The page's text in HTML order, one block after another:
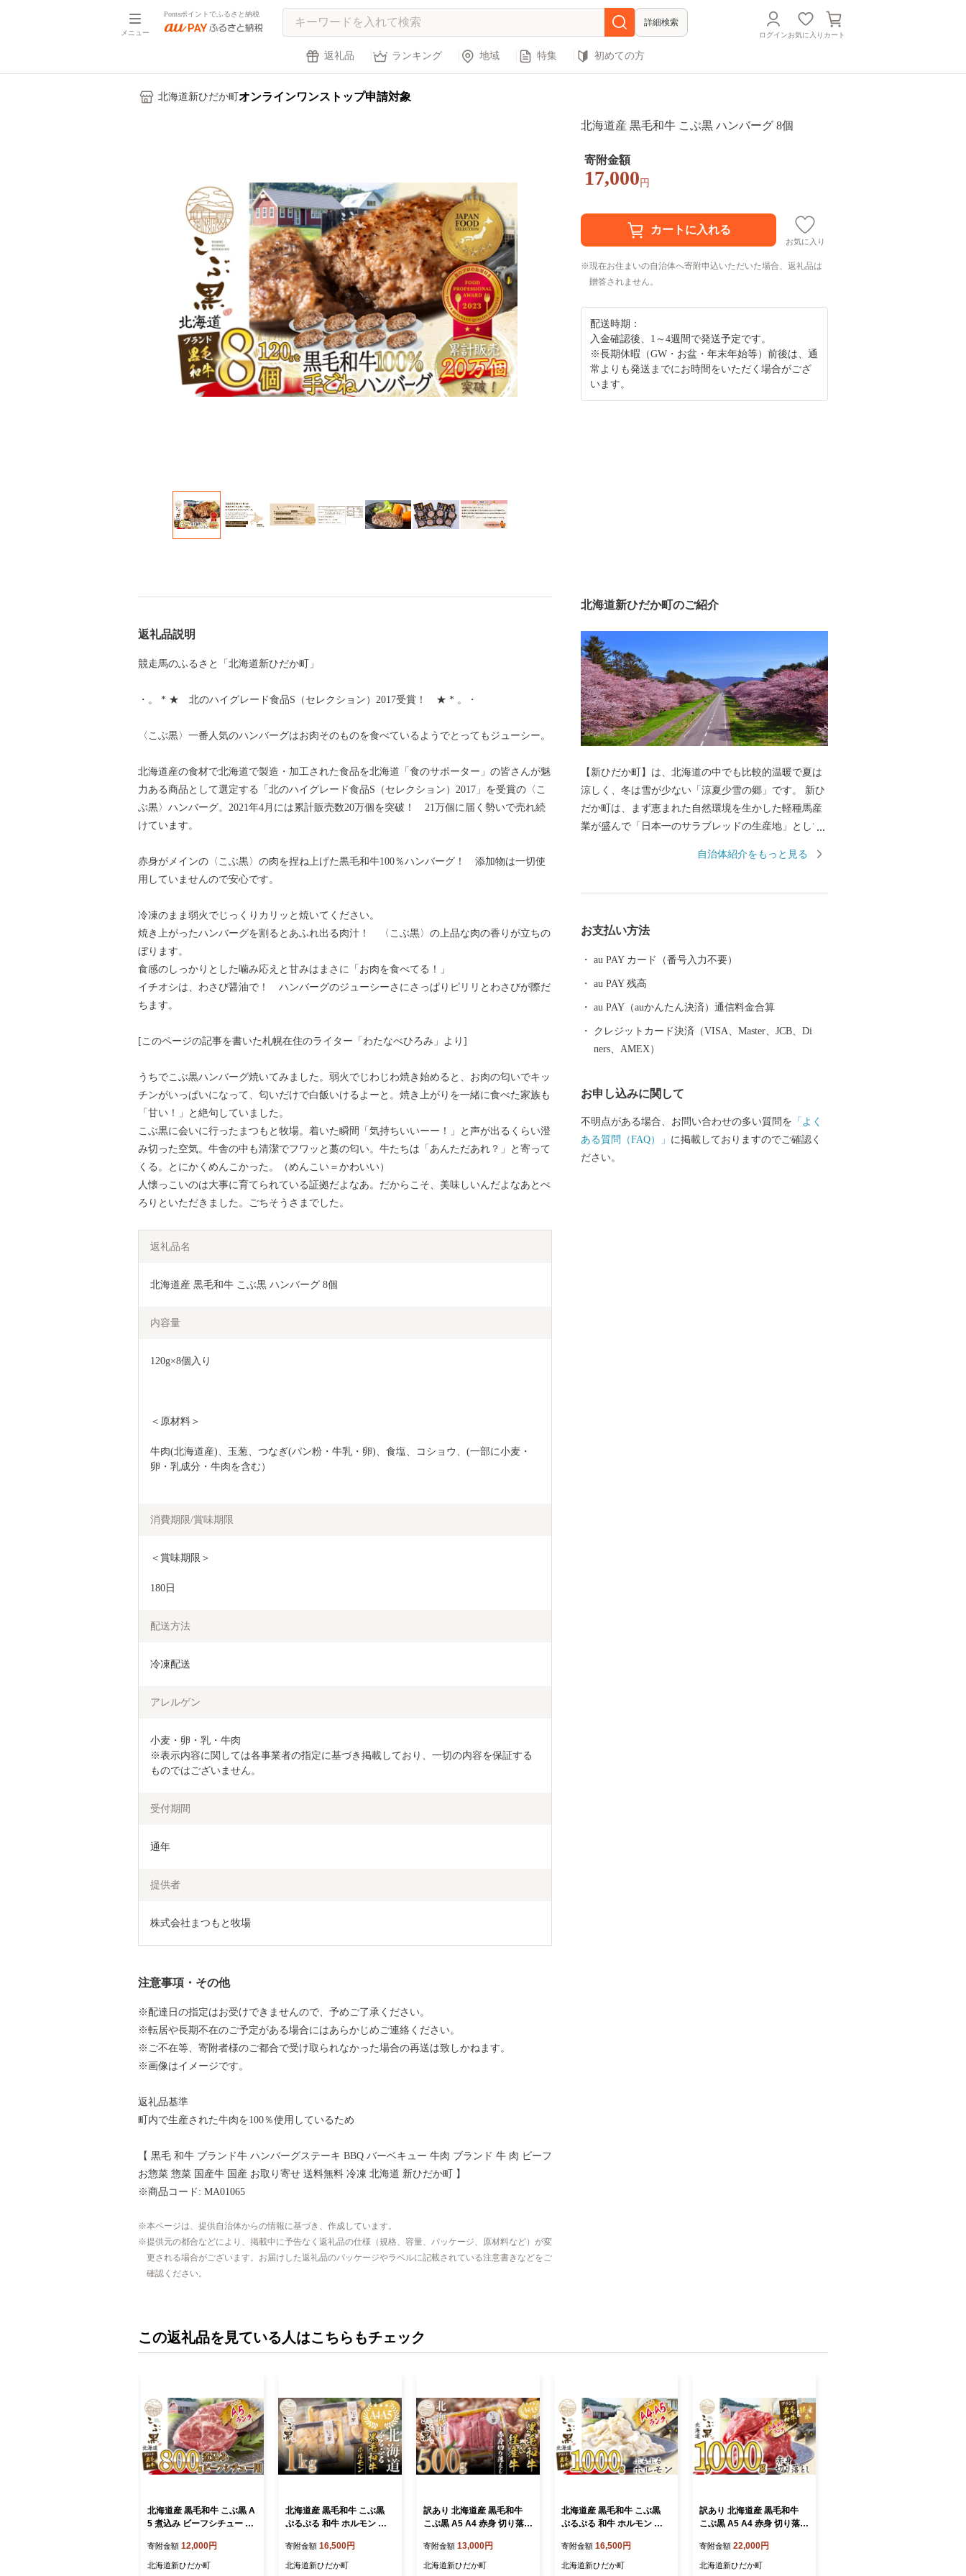
メニュー
Pontaポイントでふるさと納税
詳細検索
ログインお気に入り カート
返礼品 ランキング 地域 特集 初めての方
北海道新ひだか町 オンラインワンストップ申請対象
北海道産 黒毛和牛 こぶ黒 ハンバーグ 8個
寄附金額
17,000 円
お気に入り
現在お住まいの自治体へ寄附申込いただいた場合、返礼品は
贈答されません。
配送時期：
入金確認後、1～4週間で発送予定です。
※長期休暇（GW・お盆・年末年始等）前後は、通
常よりも発送までにお時間をいただく場合がござ
います。
返礼品説明
競走馬のふるさと「北海道新ひだか町」
・。 * ★ 北のハイグレード食品S（セレクション）2017受賞！ ★ * 。・
〈こぶ黒〉一番人気のハンバーグはお肉そのものを食べているようでとってもジューシー。
北海道産の食材で北海道で製造・加工された食品を北海道「食のサポーター」の皆さんが魅
力ある商品として選定する「北のハイグレード食品S（セレクション）2017」を受賞の〈こ
ぶ黒〉ハンバーグ。2021年4月には累計販売数20万個を突破！ 21万個に届く勢いで売れ続
けています。
赤身がメインの〈こぶ黒〉の肉を捏ね上げた黒毛和牛100％ハンバーグ！ 添加物は一切使
用していませんので安心です。
冷凍のまま弱火でじっくりカリッと焼いてください。
焼き上がったハンバーグを割るとあふれ出る肉汁！ 〈こぶ黒〉の上品な肉の香りが立ちの
ぼります。
食感のしっかりとした噛み応えと甘みはまさに「お肉を食べてる！」
イチオシは、わさび醤油で！ ハンバーグのジューシーさにさっぱりピリリとわさびが際だ
ちます。
[このページの記事を書いた札幌在住のライター「わたなべひろみ」より]
うちでこぶ黒ハンバーグ焼いてみました。弱火でじわじわ焼き始めると、お肉の匂いでキッ
チンがいっぱいになって、匂いだけで白飯いけるよーと。焼き上がりを一緒に食べた家族も
「甘い！」と絶句していました。
こぶ黒に会いに行ったまつもと牧場。着いた瞬間「気持ちいいーー！」と声が出るくらい澄
み切った空気。牛舎の中も清潔でフワッと藁の匂い。牛たちは「あんただあれ？」と寄って
くる。とにかくめんこかった。（めんこい＝かわいい）
人懐っこいのは大事に育てられている証拠だよなあ。だからこそ、美味しいんだよなあとぺ
ろりといただきました。ごちそうさまでした。
返礼品名
北海道産 黒毛和牛 こぶ黒 ハンバーグ 8個
内容量
120g×8個入り
＜原材料＞
牛肉(北海道産)、玉葱、つなぎ(パン粉・牛乳・卵)、食塩、コショウ、(一部に小麦・
卵・乳成分・牛肉を含む）
消費期限/賞味期限
＜賞味期限＞
180日
配送方法
冷凍配送
アレルゲン
小麦・卵・乳・牛肉
※表示内容に関しては各事業者の指定に基づき掲載しており、一切の内容を保証する
ものではございません。
受付期間
通年
提供者
株式会社まつもと牧場
注意事項・その他
※配達日の指定はお受けできませんので、予めご了承ください。
※転居や長期不在のご予定がある場合にはあらかじめご連絡ください。
※ご不在等、寄附者様のご都合で受け取られなかった場合の再送は致しかねます。
※画像はイメージです。
返礼品基準
町内で生産された牛肉を100％使用しているため
【 黒毛 和牛 ブランド牛 ハンバーグステーキ BBQ バーベキュー 牛肉 ブランド 牛 肉 ビーフ
お惣菜 惣菜 国産牛 国産 お取り寄せ 送料無料 冷凍 北海道 新ひだか町 】
※商品コード: MA01065
本ページは、提供自治体からの情報に基づき、作成しています。
提供元の都合などにより、掲載中に予告なく返礼品の仕様（規格、容量、パッケージ、原材料など）が変
更される場合がございます。お届けした返礼品のパッケージやラベルに記載されている注意書きなどをご
確認ください。
北海道新ひだか町のご紹介
【新ひだか町】は、北海道の中でも比較的温暖で夏は
涼しく、冬は雪が少ない「涼夏少雪の郷」です。 新ひ
だか町は、まず恵まれた自然環境を生かした軽種馬産
業が盛んで「日本一のサラブレッドの生産地」として
イなどの歴史的名馬を輩出しており「競走馬のふるさ
る町です。 また、古くから昆布の漁場としても栄え、
日高昆布をはじめ、春ウニや鮭などの海産物や和牛・
自治体紹介をもっと見る
お支払い方法
au PAY カード（番号入力不要）
au PAY 残高
au PAY（auかんたん決済）通信料金合算
クレジットカード決済（VISA、Master、JCB、Di
ners、AMEX）
お申し込みに関して
不明点がある場合、お問い合わせの多い質問を 「よく
ある質問（FAQ）」 に掲載しておりますのでご確認く
ださい。
この返礼品を見ている人はこちらもチェック
北海道産 黒毛和牛 こぶ黒 A
5 煮込み ビーフシチュー 用
寄附金額 12,000円
北海道新ひだか町
北海道産 黒毛和牛 こぶ黒
ぷるぷる 和牛 ホルモン 計 1
寄附金額 16,500円
北海道新ひだか町
訳あり 北海道産 黒毛和牛
こぶ黒 A5 A4 赤身 切り落と
寄附金額 13,000円
北海道新ひだか町
北海道産 黒毛和牛 こぶ黒
ぷるぷる 和牛 ホルモン 計 1
寄附金額 16,500円
北海道新ひだか町
訳あり 北海道産 黒毛和牛
こぶ黒 A5 A4 赤身 切り落と
寄附金額 22,000円
北海道新ひだか町